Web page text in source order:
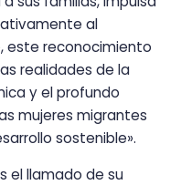
al
este reconocimiento
realidades de la
y el profundo
mujeres migrantes
sostenible».
el llamado de su